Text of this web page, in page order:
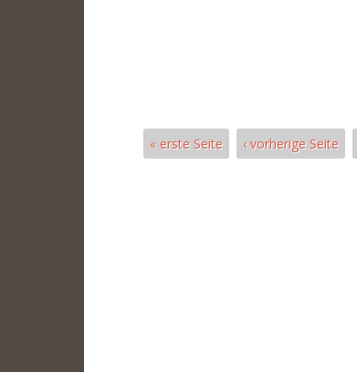
« erste Seite ‹ vorherige Seite